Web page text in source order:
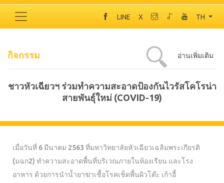
LINE X TH
กิจกรรม อ่านเพิ่มเติม
ชาวหัวเฉียวฯ ร่วมทำความสะอาดป้องกันไวรัสโคโรน่า
สายพันธุ์ใหม่ (COVID-19)
เมื่อวันที่ 6 มีนาคม 2563 ที่มหาวิทยาลัยหัวเฉียวเฉลิมพระเกียรติ
(มฉก2) ทำความสะอาดพื้นที่บริเวณภายในห้องเรียน และโรง
อาหาร ด้วยการนำน้ำยาฆ่าเชื้อโรคเช็ดพื้นผิวโต๊ะ เก้าอี้